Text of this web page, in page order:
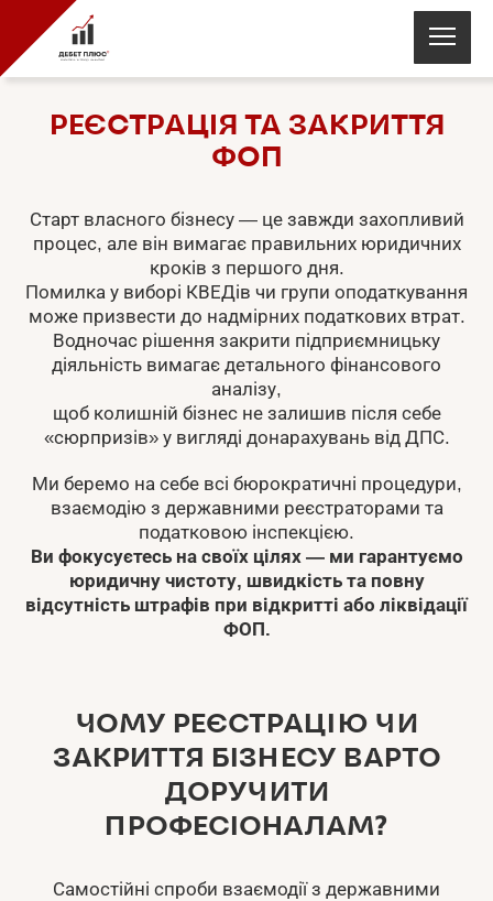
РЕЄСТРАЦІЯ ТА ЗАКРИТТЯ
ФОП
Старт власного бізнесу — це завжди захопливий
процес, але він вимагає правильних юридичних
кроків з першого дня.
Помилка у виборі КВЕДів чи групи оподаткування
може призвести до надмірних податкових втрат.
Водночас рішення закрити підприємницьку
діяльність вимагає детального фінансового
аналізу,
щоб колишній бізнес не залишив після себе
«сюрпризів» у вигляді донарахувань від ДПС.
Ми беремо на себе всі бюрократичні процедури,
взаємодію з державними реєстраторами та
податковою інспекцією.
Ви фокусуєтесь на своїх цілях — ми гарантуємо
юридичну чистоту, швидкість та повну
відсутність штрафів при відкритті або ліквідації
ФОП.
ЧОМУ РЕЄСТРАЦІЮ ЧИ
ЗАКРИТТЯ БІЗНЕСУ ВАРТО
ДОРУЧИТИ
ПРОФЕСІОНАЛАМ?
Самостійні спроби взаємодії з державними